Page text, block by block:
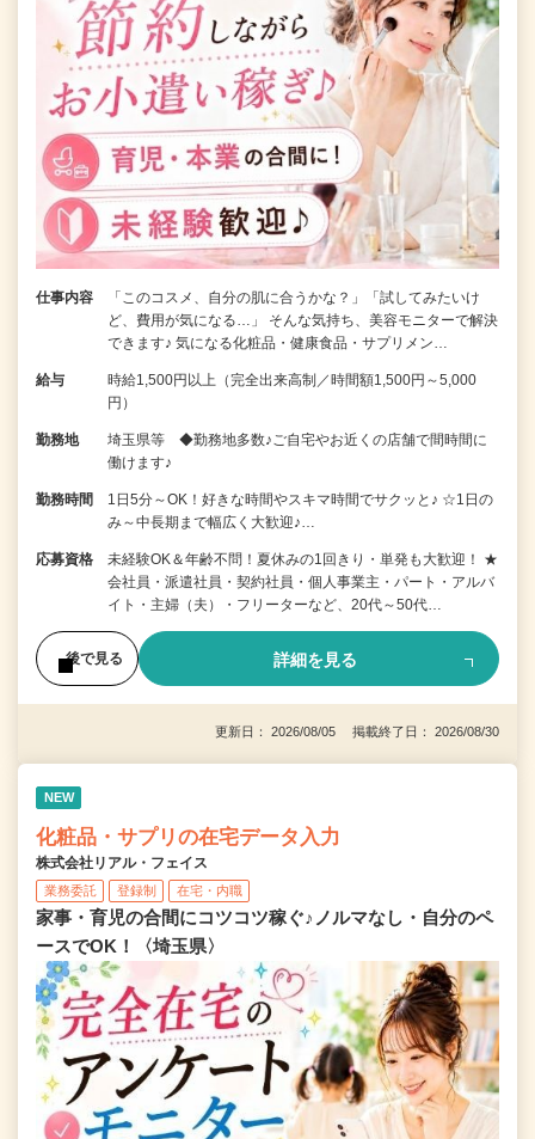
仕事内容
「このコスメ、自分の肌に合うかな？」「試してみたいけ
ど、費用が気になる…」 そんな気持ち、美容モニターで解決
できます♪ 気になる化粧品・健康食品・サプリメン…
給与
時給1,500円以上（完全出来高制／時間額1,500円～5,000
円）
勤務地
埼玉県等 ◆勤務地多数♪ご自宅やお近くの店舗で間時間に
働けます♪
勤務時間
1日5分～OK！好きな時間やスキマ時間でサクッと♪ ☆1日の
み～中長期まで幅広く大歓迎♪…
応募資格
未経験OK＆年齢不問！夏休みの1回きり・単発も大歓迎！ ★
会社員・派遣社員・契約社員・個人事業主・パート・アルバ
イト・主婦（夫）・フリーターなど、20代～50代…
後で見る 詳細を見る
更新日： 2026/08/05 掲載終了日： 2026/08/30
NEW
化粧品・サプリの在宅データ入力
株式会社リアル・フェイス
業務委託 登録制 在宅・内職
家事・育児の合間にコツコツ稼ぐ♪ノルマなし・自分のペ
ースでOK！〈埼玉県〉